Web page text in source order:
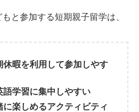
と参加する短期親子留学は、
休暇を利用して参加しやす
語学習に集中しやすい
に楽しめるアクティビティ